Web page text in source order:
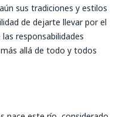
sus tradiciones y estilos
de dejarte llevar por el
responsabilidades
allá de todo y todos